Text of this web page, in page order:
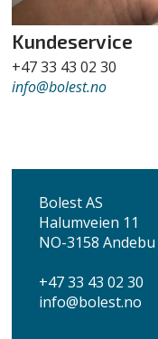
Kundeservice
+47 33 43 02 30
info@bolest.no
Bolest AS
Halumveien 11
NO-3158 Andebu
+47 33 43 02 30
info@bolest.no